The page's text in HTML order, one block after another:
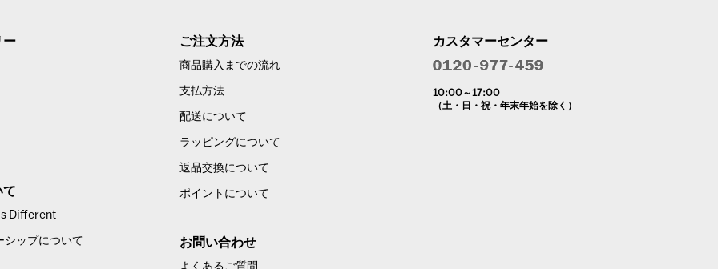
ー
て
Different
シップについて
ご注文方法
商品購入までの流れ
支払方法
配送について
ラッピングについて
返品交換について
ポイントについて
お問い合わせ
よくあるご質問
カスタマーセンター
10:00～17:00
（土・日・祝・年末年始を除く）